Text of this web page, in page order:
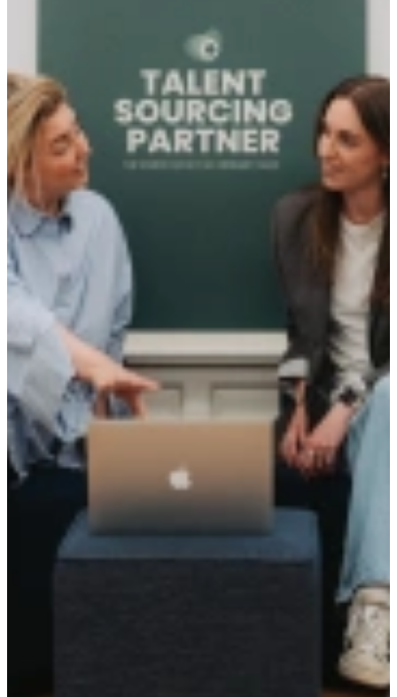
De afgelopen jaren zijn we uitgegroeid van uitzendbureau naar
strategische partner voor groei. Dat betekent dat we niet alleen
bemiddelen, maar bedrijven adviseren over hoe ze jong talent
duurzaam kunnen inzetten. Tegelijkertijd begeleiden we studenten
en young professionals met coaching en trainingen die gericht zijn
op persoonlijke ontwikkeling en op competenties die aansluiten bij
klantgerichtheid en een toenemende digitalisering. Daarnaast
organiseren we events die talent en bedrijven samenbrengen en onze
Community versterken. Onze nieuwe merkstructuur en huisstijl
sluiten beter aan bij wie we nu zijn en waar we naartoe gaan.
Wat er verandert:
Onze dienstverlening komt nu samen onder Talent Sourcing Partner
(TSP). Vanuit TSP richten we ons op bedrijven. We helpen start-
ups, scale-ups en groeiende organisaties om early career talent aan te
trekken en in te zetten voor duurzame groei. Voor kandidaten
werken we met twee labels die je misschien al kent
StudentFlex:dit label bestaat al 15 jaar en heeft nu een frisse
nieuwe uitstraling gekregen. Onze aanpak blijft hetzelfde: wij
zijn er voor ambitieuze studenten en recent afgestudeerden die
via flexibele opdrachten relevante werkervaring willen
opdoen. We matchen op persoonlijkheid, competenties en
karakter en werken samen met bedrijven die tech-driven en
customer-focused zijn.
TalentSpark:
dit is de nieuwe naam voor High Potential
Academy. Onder deze naam bouwen we verder aan ons doel:
young professionals begeleiden bij hun eerste of tweede
carrièrestap. Met coaching, trainingen en events bieden we
een springplank voor verdere groei. Dat betekent niet alleen
de juiste baan vinden, maar ook werken aan persoonlijke
Onze persoonlijke aanpak en focus op character over skills. We
nemen de tijd om talent en bedrijven goed te leren kennen en
persoon (karakter en competenties), niet alleen naar ervaring of